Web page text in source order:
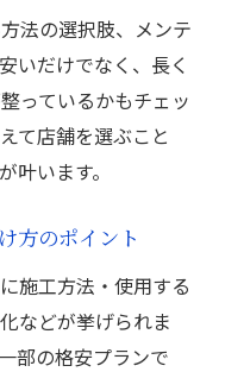
すすめ施工内容の
品質保証は大丈夫
ィングの仕組み
由とコストカット
法の選択肢、メンテ
いだけでなく、長く
っているかもチェッ
て店舗を選ぶこと
叶います。
方のポイント
施工方法・使用する
などが挙げられま
部の格安プランで